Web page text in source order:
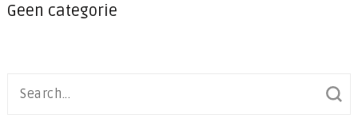
Geen categorie
Search